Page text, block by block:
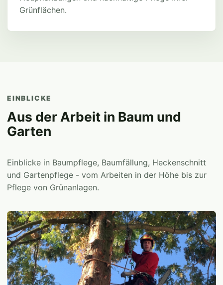
Grünflächen.
EINBLICKE
Aus der Arbeit in Baum und
Garten
Einblicke in Baumpflege, Baumfällung, Heckenschnitt
und Gartenpflege - vom Arbeiten in der Höhe bis zur
Pflege von Grünanlagen.